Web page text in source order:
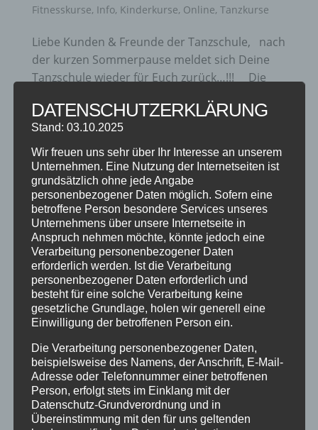
Fitnesskurse, Info, Kinderkurse, Online, Tanzkurse
Liebe Kunden & Freunde der Tanzschule, nach
der kurzen Sommerpause meldet sich Deine
Tanzschule wieder für Euch zurück…!!! Die
bayrischen Sommerferien : ☆ StreetDance,
Breaking, HipHop & Zumba®Kids &
Zumba®Fitness...
ONLINE TANZKURSE
vonSteffen Braun|Juli 1, 2020 |Event,Fitnesskurse
Info,Kinderkurse,Online,Tanzkurse
UPDATE : 01.07.2020 Hallo liebe Kunden &
DATENSCHUTZERKLÄRUNG
Stand: 03.10.2025
Wir freuen uns sehr über Ihr Interesse an unserem
Unternehmen. Eine Nutzung der Internetseiten ist
grundsätzlich ohne jede Angabe
personenbezogener Daten möglich. Sofern eine
betroffene Person besondere Services unseres
Unternehmens über unsere Internetseite in
Anspruch nehmen möchte, könnte jedoch eine
Verarbeitung personenbezogener Daten
erforderlich werden. Ist die Verarbeitung
personenbezogener Daten erforderlich und
besteht für eine solche Verarbeitung keine
gesetzliche Grundlage, holen wir generell eine
Einwilligung der betroffenen Person ein.
Die Verarbeitung personenbezogener Daten,
beispielsweise des Namens, der Anschrift, E-Mail-
Adresse oder Telefonnummer einer betroffenen
Person, erfolgt stets im Einklang mit der
Datenschutz-Grundverordnung und in
Übereinstimmung mit den für uns geltenden